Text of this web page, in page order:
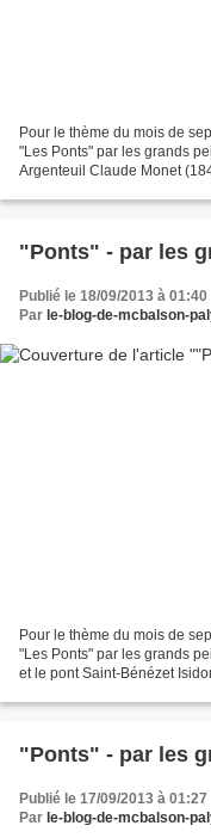
Pour le thème du mois de
"Les Ponts" par les grands
Argenteuil Claude Monet
"Ponts" - par les
Publié le 18/09/2013 à 01:40
Par le-blog-de-mcbalson-
Pour le thème du mois de
"Les Ponts" par les grands
et le pont Saint-Bénézet
"Ponts" - par les
Publié le 17/09/2013 à 01:27
Par le-blog-de-mcbalson-